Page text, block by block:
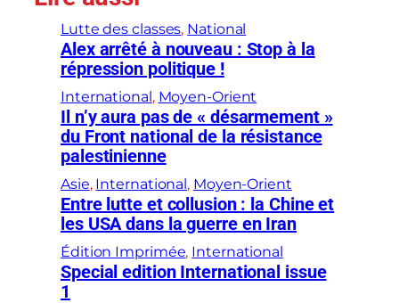
Lutte des classes, National
Alex arrêté à nouveau : Stop à la
répression politique !
International, Moyen-Orient
Il n’y aura pas de « désarmement »
du Front national de la résistance
palestinienne
Asie, International, Moyen-Orient
Entre lutte et collusion : la Chine et
les USA dans la guerre en Iran
Édition Imprimée, International
Special edition International issue
1